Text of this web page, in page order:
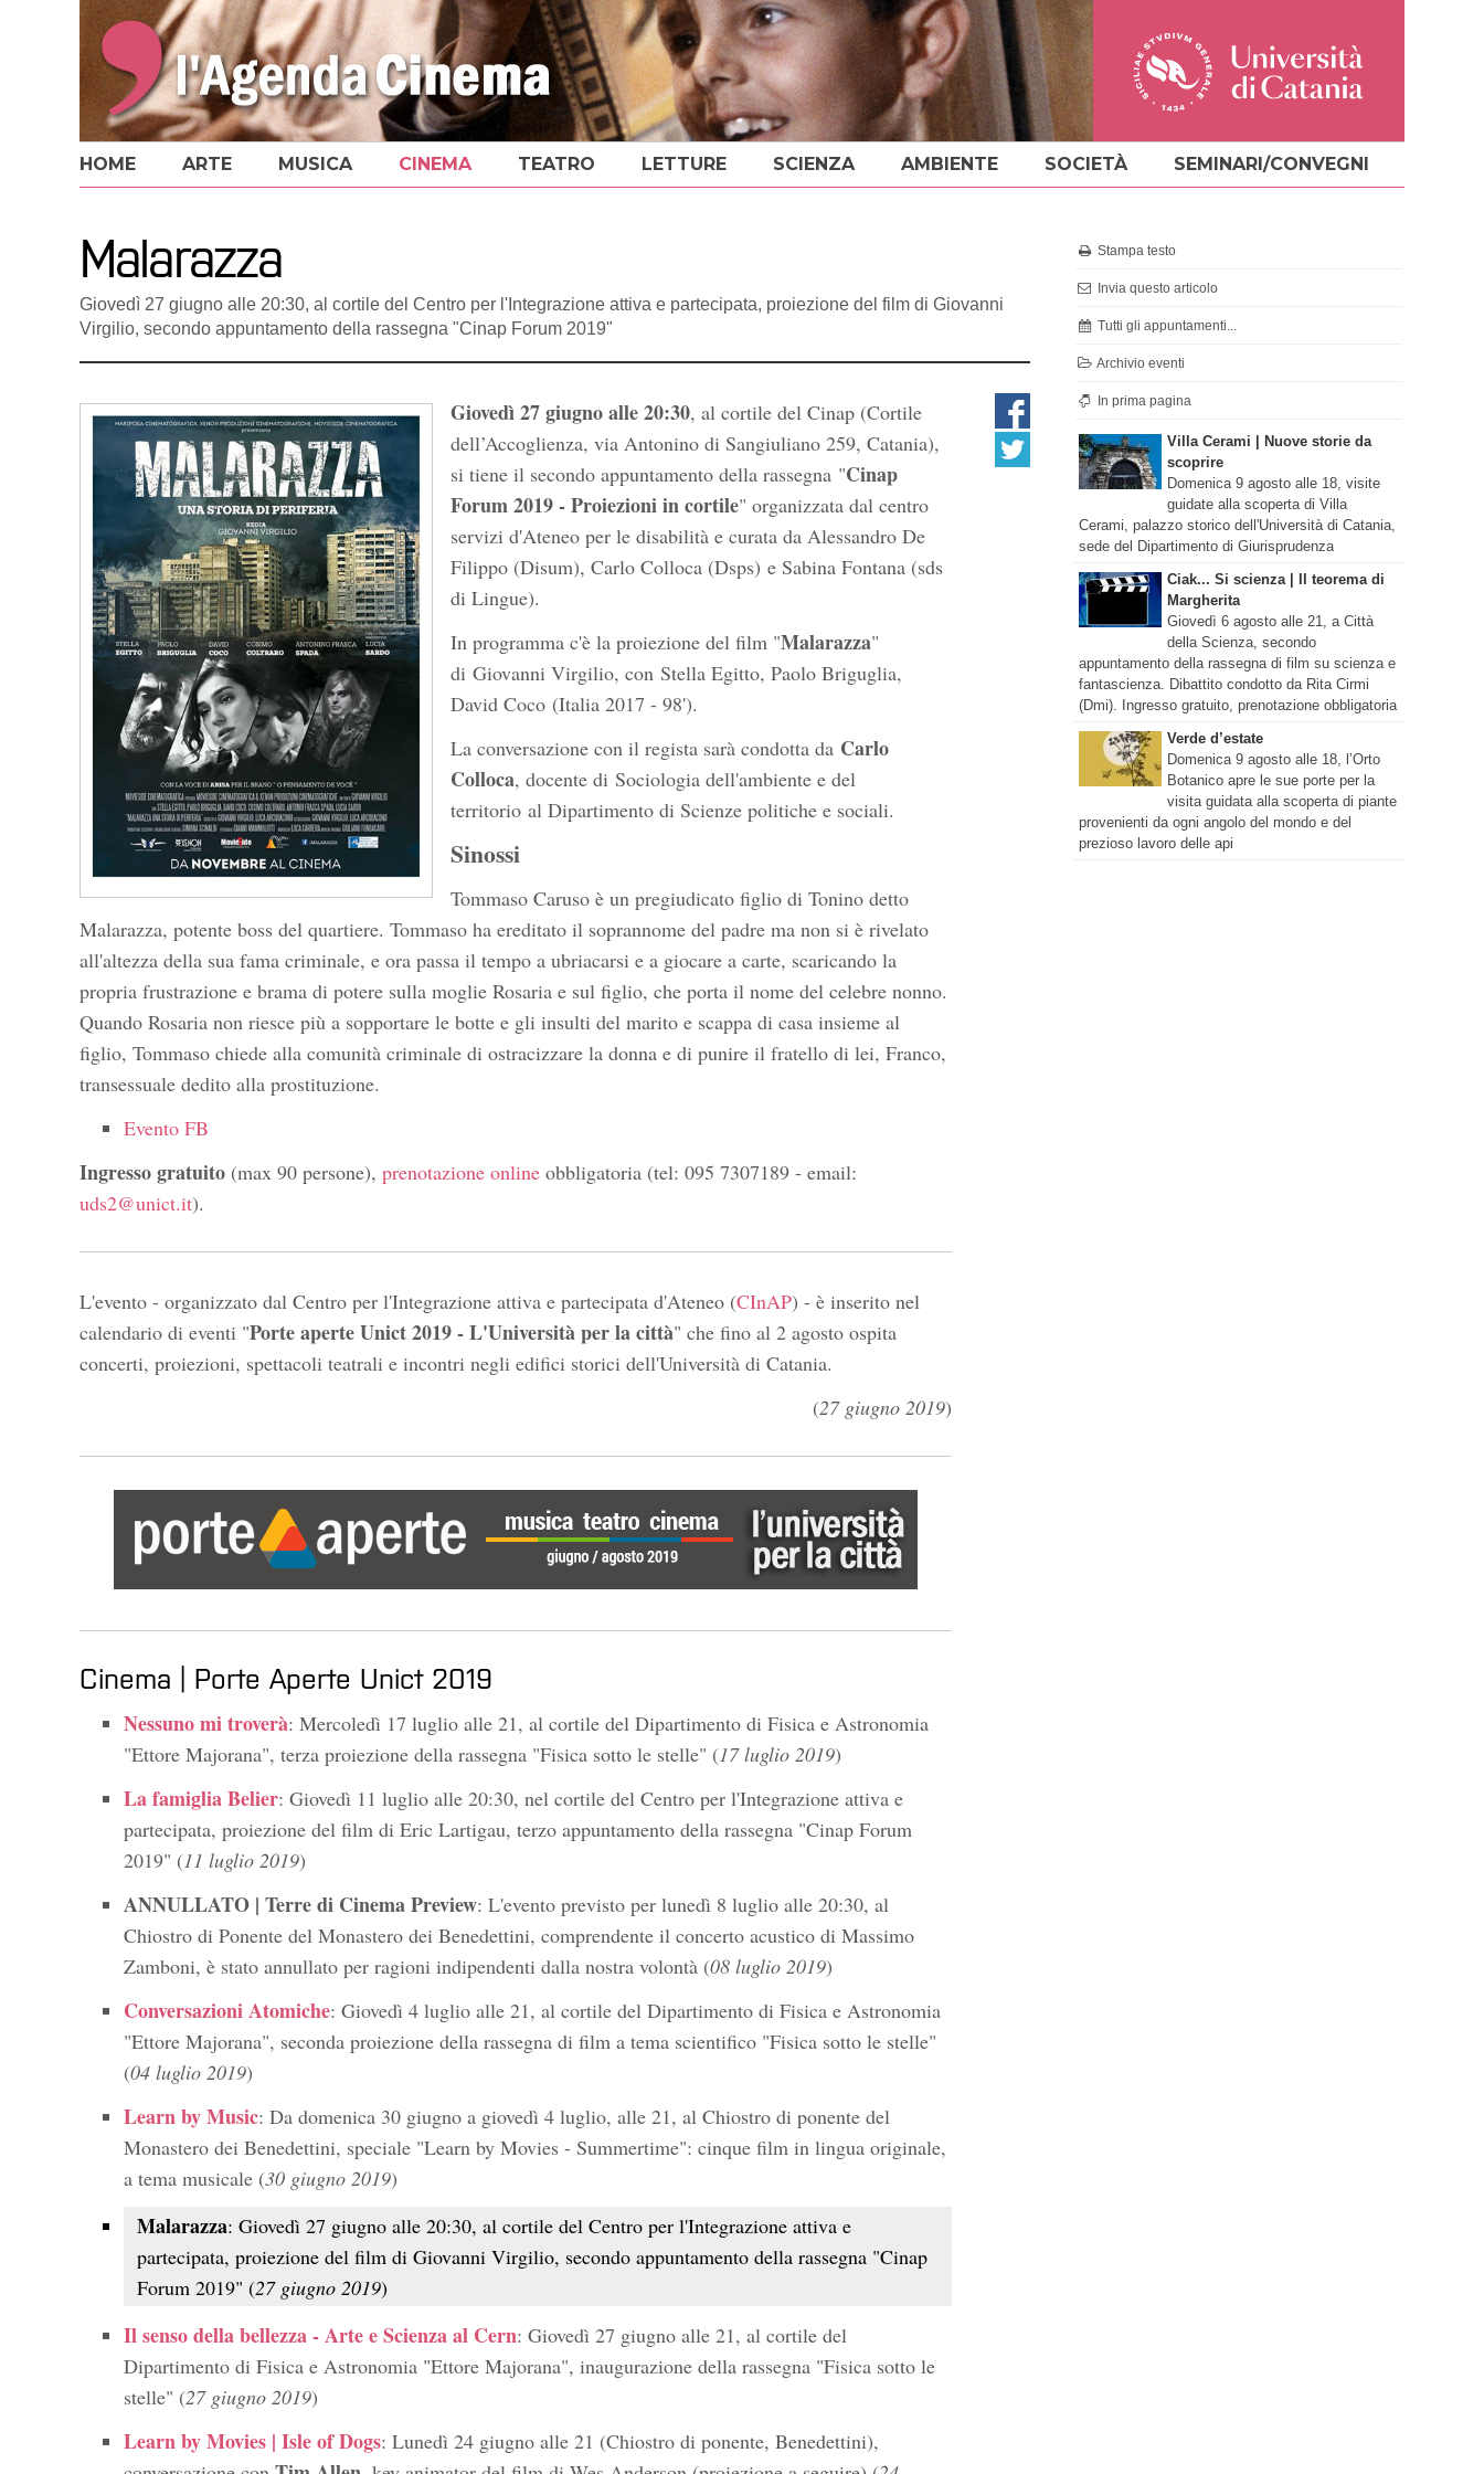
HOME ARTE MUSICA CINEMA TEATRO LETTURE SCIENZA AMBIENTE SOCIETÀ SEMINARI/CONVEGNI
Malarazza
Giovedì 27 giugno alle 20:30, al cortile del Centro per l'Integrazione attiva e partecipata, proiezione del film di Giovanni
Virgilio, secondo appuntamento della rassegna "Cinap Forum 2019"
Giovedì 27 giugnoalle 20:30, al cortile del Cinap (Cortile
dell’Accoglienza, via Antonino di Sangiuliano 259, Catania),
si tiene il secondo appuntamento della rassegna "Cinap
Forum 2019 - Proiezioni in cortile" organizzata dal centro
servizi d'Ateneo per le disabilità e curata da Alessandro De
Filippo (Disum), Carlo Colloca (Dsps) e Sabina Fontana (sds
di Lingue).
In programma c'è la proiezione del film "Malarazza"
di Giovanni Virgilio, con Stella Egitto, Paolo Briguglia,
David Coco (Italia 2017 - 98').
La conversazione con il regista sarà condotta da Carlo
Colloca, docente di Sociologia dell'ambiente e del
territorio al Dipartimento di Scienze politiche e sociali.
Sinossi
Tommaso Caruso è un pregiudicato figlio di Tonino detto
Malarazza, potente boss del quartiere. Tommaso ha ereditato il soprannome del padre ma non si è rivelato
all'altezza della sua fama criminale, e ora passa il tempo a ubriacarsi e a giocare a carte, scaricando la
propria frustrazione e brama di potere sulla moglie Rosaria e sul figlio, che porta il nome del celebre nonno.
Quando Rosaria non riesce più a sopportare le botte e gli insulti del marito e scappa di casa insieme al
figlio, Tommaso chiede alla comunità criminale di ostracizzare la donna e di punire il fratello di lei, Franco,
transessuale dedito alla prostituzione.
Evento FB
Ingresso gratuito (max 90 persone), prenotazione online obbligatoria (tel: 095 7307189 - email:
uds2@unict.it).
L'evento - organizzato dal Centro per l'Integrazione attiva e partecipata d'Ateneo (CInAP) - è inserito nel
calendario di eventi "Porte aperte Unict 2019 - L'Università per la città" che fino al 2 agosto ospita
concerti, proiezioni, spettacoli teatrali e incontri negli edifici storici dell'Università di Catania.
(27 giugno 2019)
Cinema | Porte Aperte Unict 2019
Nessuno mi troverà: Mercoledì 17 luglio alle 21, al cortile del Dipartimento di Fisica e Astronomia
"Ettore Majorana", terza proiezione della rassegna "Fisica sotto le stelle" (17 luglio 2019)
La famiglia Belier: Giovedì 11 luglio alle 20:30, nel cortile del Centro per l'Integrazione attiva e
partecipata, proiezione del film di Eric Lartigau, terzo appuntamento della rassegna "Cinap Forum
2019" (11 luglio 2019)
ANNULLATO | Terre di Cinema Preview: L'evento previsto per lunedì 8 luglio alle 20:30, al
Chiostro di Ponente del Monastero dei Benedettini, comprendente il concerto acustico di Massimo
Zamboni, è stato annullato per ragioni indipendenti dalla nostra volontà (08 luglio 2019)
Conversazioni Atomiche: Giovedì 4 luglio alle 21, al cortile del Dipartimento di Fisica e Astronomia
"Ettore Majorana", seconda proiezione della rassegna di film a tema scientifico "Fisica sotto le stelle"
(04 luglio 2019)
Learn by Music: Da domenica 30 giugno a giovedì 4 luglio, alle 21, al Chiostro di ponente del
Monastero dei Benedettini, speciale "Learn by Movies - Summertime": cinque film in lingua originale,
a tema musicale (30 giugno 2019)
Malarazza: Giovedì 27 giugno alle 20:30, al cortile del Centro per l'Integrazione attiva e
partecipata, proiezione del film di Giovanni Virgilio, secondo appuntamento della rassegna "Cinap
Forum 2019" (27 giugno 2019)
Il senso della bellezza - Arte e Scienza al Cern: Giovedì 27 giugno alle 21, al cortile del
Dipartimento di Fisica e Astronomia "Ettore Majorana", inaugurazione della rassegna "Fisica sotto le
stelle" (27 giugno 2019)
Learn by Movies | Isle of Dogs: Lunedì 24 giugno alle 21 (Chiostro di ponente, Benedettini),
Stampa testo
Invia questo articolo
Tutti gli appuntamenti...
Archivio eventi
In prima pagina
Villa Cerami | Nuove storie da
scoprire
Domenica 9 agosto alle 18, visite
guidate alla scoperta di Villa
Cerami, palazzo storico dell'Università di Catania,
sede del Dipartimento di Giurisprudenza
Ciak... Si scienza | Il teorema di
Margherita
Giovedì 6 agosto alle 21, a Città
della Scienza, secondo
appuntamento della rassegna di film su scienza e
fantascienza. Dibattito condotto da Rita Cirmi
(Dmi). Ingresso gratuito, prenotazione obbligatoria
Verde d’estate
Domenica 9 agosto alle 18, l’Orto
Botanico apre le sue porte per la
visita guidata alla scoperta di piante
provenienti da ogni angolo del mondo e del
prezioso lavoro delle api